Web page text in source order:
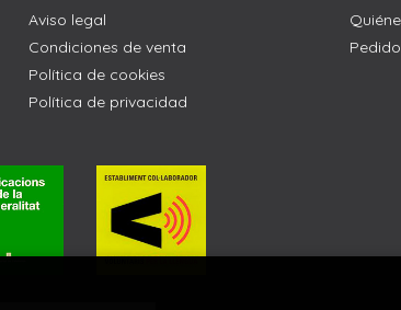
Aviso legal
Condiciones de venta
Política de cookies
Política de privacidad